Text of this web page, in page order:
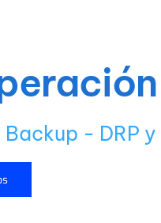
- DRP